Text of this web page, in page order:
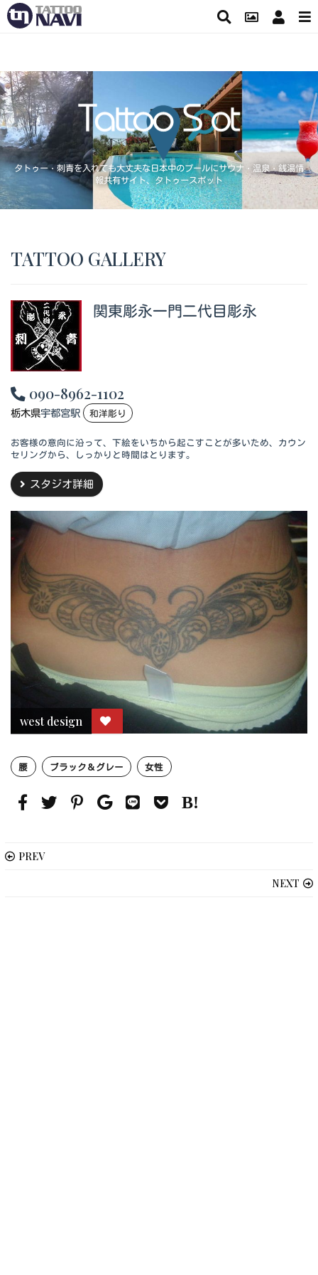
タトゥー・刺青を入れても大丈夫な日本中のプールにサウナ・温泉・銭湯情
報共有サイト、タトゥースポット
TATTOO GALLERY
関東彫永一門二代目彫永
090-8962-1102
栃木県宇都宮駅 和洋彫り
お客様の意向に沿って、下絵をいちから起こすことが多いため、カウン
セリングから、しっかりと時間はとります。
スタジオ詳細
west design
腰 ブラック＆グレー 女性
PREV
NEXT